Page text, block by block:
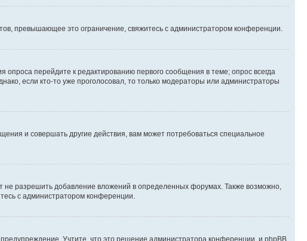
превышающее это ограничение, свяжитесь с администратором конференции.
перейдите к редактированию первого сообщения в теме; опрос всегда
если кто-то уже проголосовал, то только модераторы или администраторы
и совершать другие действия, вам может потребоваться специальное
разрешить добавление вложений в определенных форумах. Также возможно,
с администратором конференции.
Учтите, что это решение администратора конференции, и phpBB